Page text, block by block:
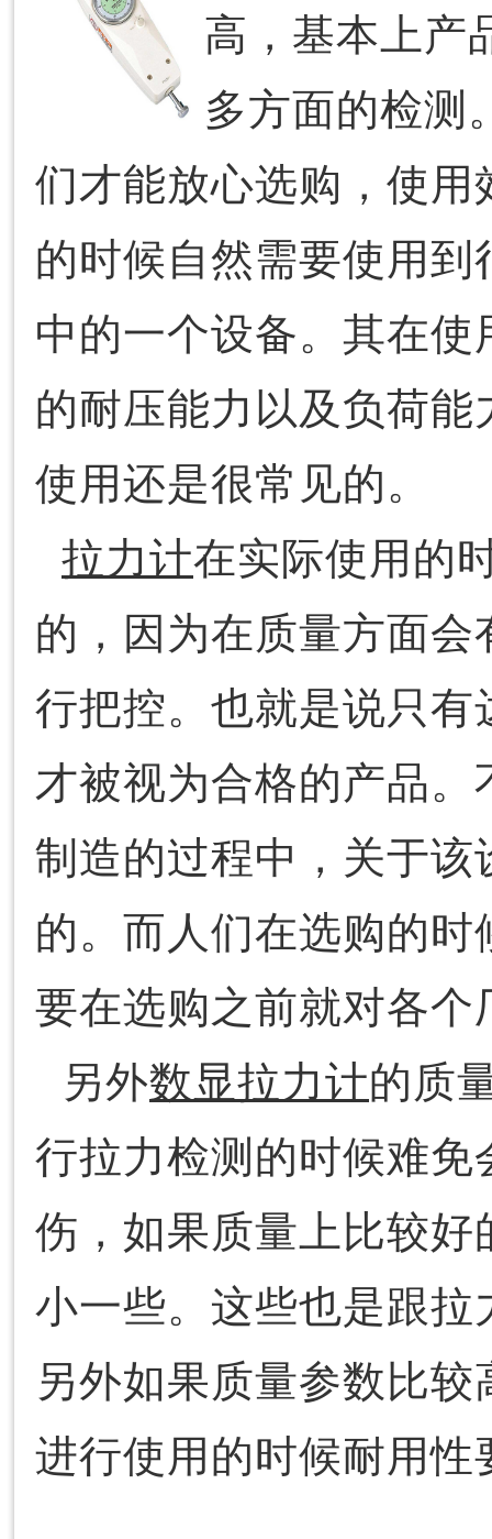
高，基本上产
多方面的检测
们才能放心选购，使
的时候自然需要使用到
中的一个设备。其在
的耐压能力以及负荷
使用还是很常见的。
拉力计在实际使用的
的，因为在质量方面
行把控。也就是说只
才被视为合格的产品
制造的过程中，关于
的。而人们在选购的
要在选购之前就对各
另外数显拉力计的质
行拉力检测的时候难
伤，如果质量上比较
小一些。这些也是跟
另外如果质量参数比
进行使用的时候耐用性